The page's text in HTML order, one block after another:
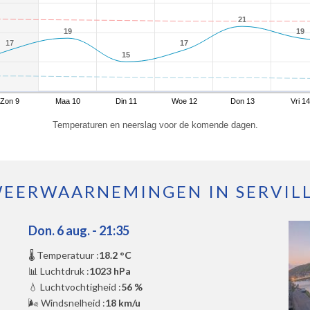
17
17
19
19
15
15
17
17
21
21
19
19
Zon 9 Maa 10 Din 11 Woe 12 Don 13 Vri 14
Temperaturen en neerslag voor de komende dagen.
IN
Don. 6 aug. - 21:35
🌡️ Temperatuur :18.2 °C
📊 Luchtdruk :1023 hPa
💧 Luchtvochtigheid :56 %
🌬️ Windsnelheid :18 km/u